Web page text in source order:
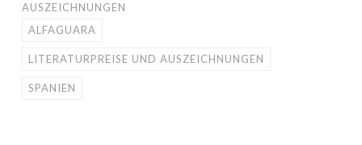
AUSZEICHNUNGEN
ALFAGUARA
LITERATURPREISE UND AUSZEICHNUNGEN
SPANIEN